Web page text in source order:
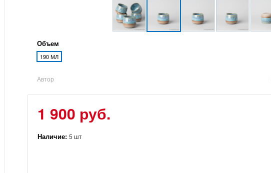
Объем
190 МЛ
Автор
1 900 руб.
Наличие: 5 шт